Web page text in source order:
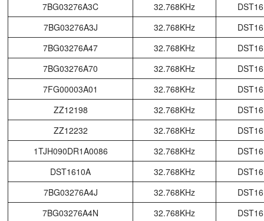
7BG03276A3C
32.768KHz
7BG03276A3J
32.768KHz
7BG03276A47
32.768KHz
7BG03276A70
32.768KHz
7FG00003A01
32.768KHz
ZZ12198
32.768KHz
ZZ12232
32.768KHz
1TJH090DR1A0086
32.768KHz
DST1610A
32.768KHz
7BG03276A4J
32.768KHz
7BG03276A4N
32.768KHz